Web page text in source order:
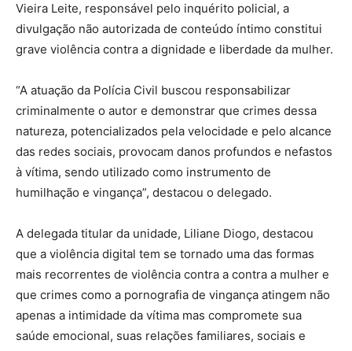
Vieira Leite, responsável pelo inquérito policial, a
divulgação não autorizada de conteúdo íntimo constitui
grave violência contra a dignidade e liberdade da mulher.
“A atuação da Polícia Civil buscou responsabilizar
criminalmente o autor e demonstrar que crimes dessa
natureza, potencializados pela velocidade e pelo alcance
das redes sociais, provocam danos profundos e nefastos
à vítima, sendo utilizado como instrumento de
humilhação e vingança”, destacou o delegado.
A delegada titular da unidade, Liliane Diogo, destacou
que a violência digital tem se tornado uma das formas
mais recorrentes de violência contra a contra a mulher e
que crimes como a pornografia de vingança atingem não
apenas a intimidade da vítima mas compromete sua
saúde emocional, suas relações familiares, sociais e